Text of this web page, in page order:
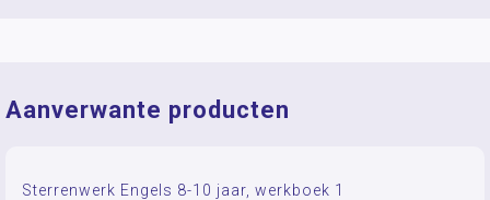
Aanverwante producten
Sterrenwerk Engels 8-10 jaar, werkboek 1